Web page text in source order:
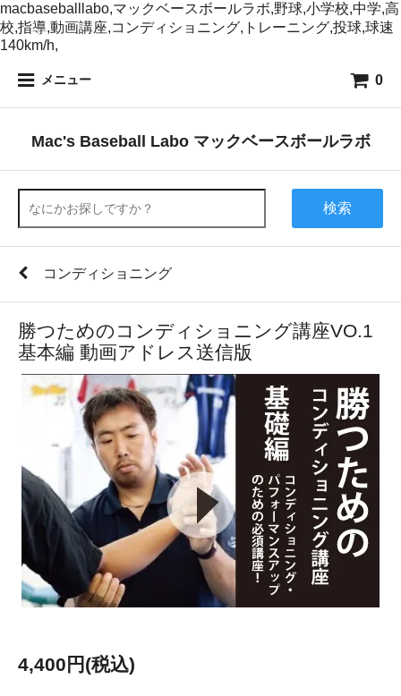
macbaseballlabo,マックベースボールラボ,野球,小学校,中学,高
校,指導,動画講座,コンディショニング,トレーニング,投球,球速
140km/h,
メニュー 0
Mac's Baseball Labo マックベースボールラボ
検索
コンディショニング
勝つためのコンディショニング講座VO.1
基本編 動画アドレス送信版
4,400円(税込)